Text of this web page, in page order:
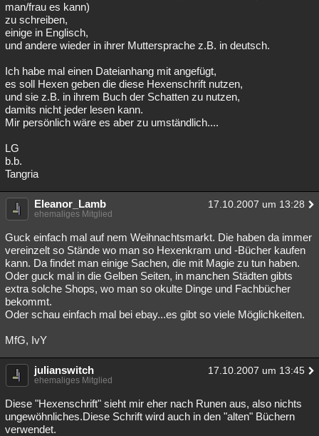
man/frau es kann)
zu schreiben,
einige in Englisch,
und andere wieder in ihrer Muttersprache z.B. in deutsch.
Ich habe mal einen Dateianhang mit angefügt,
es soll Hexen geben die diese Hexenschrift nutzen,
und sie z.B. in ihrem Buch der Schatten zu nutzen,
damits nicht jeder lesen kann.
Mir persönlich wäre es aber zu umständlich....
LG
b.b.
Tangria
Eleanor_Lamb 17.10.2007 um 13:28
ehemaliges Mitglied
Guck einfach mal auf nem Weihnachtsmarkt. Die haben da immer
vereinzelt so Stände wo man so Hexenkram und -Bücher kaufen
kann. Da findet man einige Sachen, die mit Magie zu tun haben.
Oder guck mal in die Gelben Seiten, in manchen Städten gibts
extra solche Shops, wo man so okulte Dinge und Fachbücher
bekommt.
Oder schau einfach mal bei ebay...es gibt so viele Möglichkeiten.
MfG, IvY
julianswitch 17.10.2007 um 13:45
ehemaliges Mitglied
Diese "Hexenschrift" sieht mir eher nach Runen aus, also nichts
ungewöhnliches.Diese Schrift wird auch in den "alten" Büchern
verwendet.